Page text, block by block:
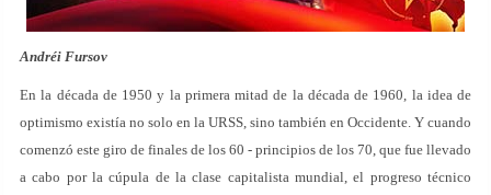
Andréi Fursov
En la década de 1950 y la primera mitad de la década de 1960, la idea de
optimismo existía no solo en la URSS, sino también en Occidente. Y cuando
comenzó este giro de finales de los 60 - principios de los 70, que fue llevado
a cabo por la cúpula de la clase capitalista mundial, el progreso técnico